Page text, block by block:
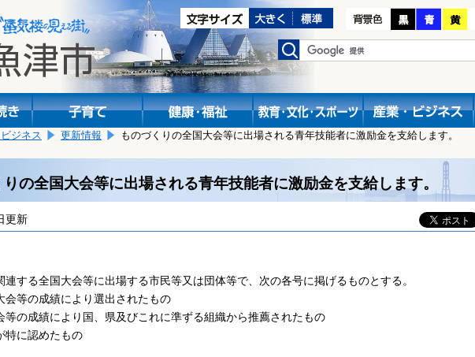
ジネス 更新情報 ものづくりの全国大会等に出場される青年技能者に激励金を支給します。
りの全国大会等に出場される青年技能者に激励金を支給します。
更新
連する全国大会等に出場する市民等又は団体等で、次の各号に掲げるものとする。
等の成績により選出されたもの
の成績により国、県及びこれに準ずる組織から推薦されたもの
に認めたもの